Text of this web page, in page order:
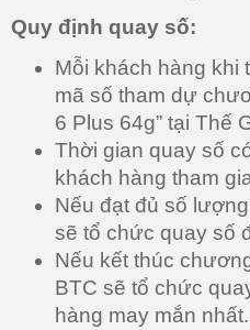
Quy định quay số:
Mỗi khách hàng khi
mã số tham dự
6 Plus 64g” tại Thế
Thời gian quay số
khách hàng tham
Nếu đạt đủ số
sẽ tổ chức quay số
Nếu kết thúc
BTC sẽ tổ chức
hàng may mắn nhất.